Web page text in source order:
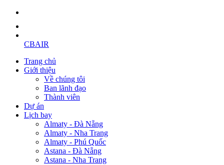
CBAIR
Trang chủ
Giới thiệu
Về chúng tôi
Ban lãnh đạo
Thành viên
Dự án
Lịch bay
Almaty - Đà Nẵng
Almaty - Nha Trang
Almaty - Phú Quốc
Astana - Đà Nẵng
Astana - Nha Trang